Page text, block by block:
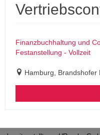
Finanzbuchhaltung und
Festanstellung - Vollzeit
Hamburg, Brandshofer